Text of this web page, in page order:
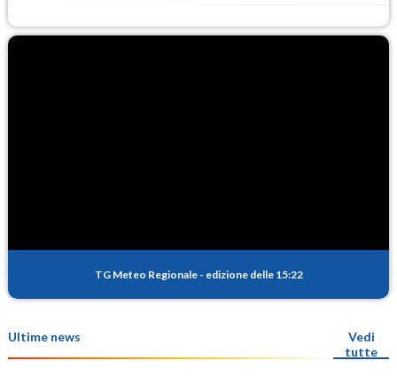
TG Meteo Regionale - edizione delle 15:22
Ultime news
Vedi
tutte